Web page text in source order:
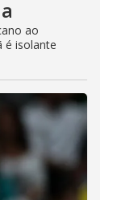
ao
é isolante